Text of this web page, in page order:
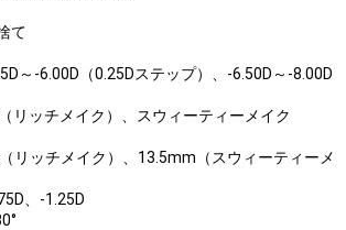
て
～-6.00D（0.25Dステップ）、-6.50D～-8.00D
リッチメイク）、スウィーティーメイク
リッチメイク）、13.5mm（スウィーティーメ
、-1.25D